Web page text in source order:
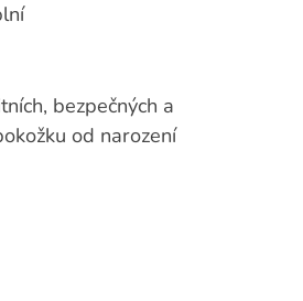
bezpečných a
od narození